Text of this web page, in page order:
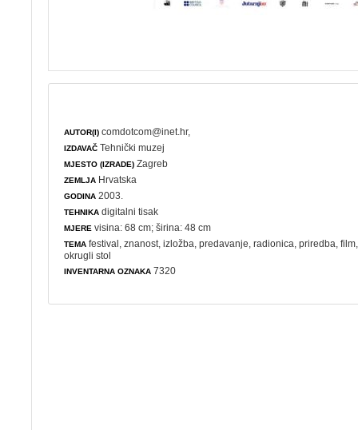
AUTOR(I) comdotcom@inet.hr,
IZDAVAČ Tehnički muzej
MJESTO (IZRADE) Zagreb
ZEMLJA Hrvatska
GODINA 2003.
TEHNIKA digitalni tisak
MJERE visina: 68 cm; širina: 48 cm
TEMA festival ,znanost ,izložba ,predavanje ,radionica ,priredba ,film
okrugli stol
INVENTARNA OZNAKA 7320